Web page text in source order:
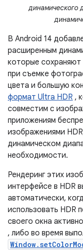
динамического
В Android 14
расширенным
которые
при съемке
цвета и большую
формат Ultra HDR ,
совместим с
приложениям
изображениями
динамическом
необходимости.
Рендеринг этих
интерфейсе в HDR
автоматически,
использовать HDR
своего окна
, либо во время